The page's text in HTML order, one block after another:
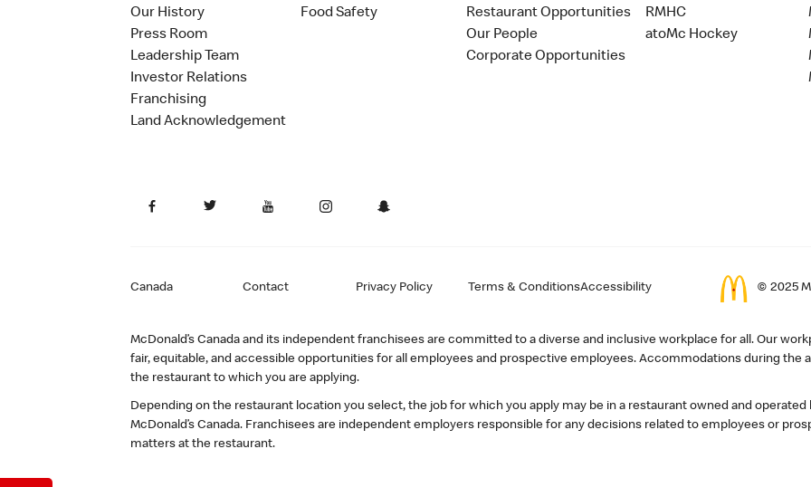
Our History
Press Room
Leadership Team
Investor Relations
Franchising
Land Acknowledgement
Food Safety
Restaurant Opportunities
Our People
Corporate Opportunities
RMHC
atoMc Hockey
Canada Contact Privacy Policy Terms & ConditionsAccessibility © 2025
McDonald’s Canada and its independent franchisees are committed to a diverse and inclusive workplace for all. Our
fair, equitable, and accessible opportunities for all employees and prospective employees. Accommodations during the
the restaurant to which you are applying.
Depending on the restaurant location you select, the job for which you apply may be in a restaurant owned and
McDonald’s Canada. Franchisees are independent employers responsible for any decisions related to employees or
matters at the restaurant.